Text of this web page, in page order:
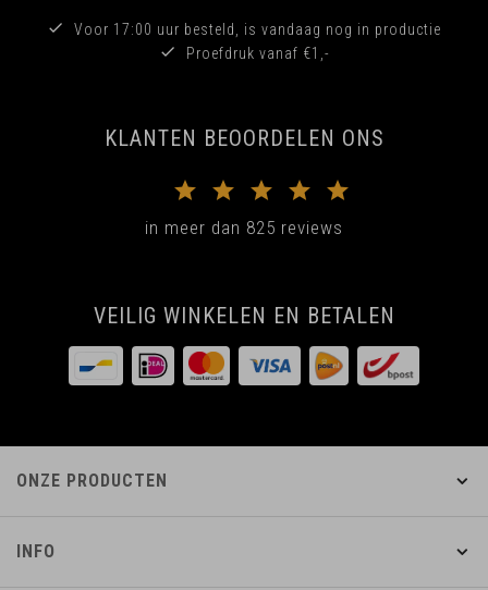
Voor 17:00 uur besteld, is vandaag nog in productie
Proefdruk vanaf €1,-
KLANTEN BEOORDELEN ONS
in meer dan 825 reviews
VEILIG WINKELEN EN BETALEN
ONZE PRODUCTEN
INFO